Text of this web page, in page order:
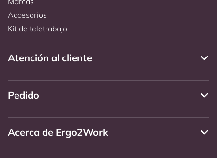
Accesorios
Kit de teletrabajo
Atención al cliente
Pedido
Acerca de Ergo2Work